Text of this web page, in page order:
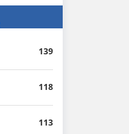
139
118
113